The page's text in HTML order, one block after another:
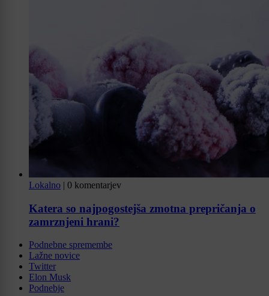
Lokalno | 0 komentarjev
Katera so najpogostejša zmotna prepričanja o
zamrznjeni hrani?
Podnebne spremembe
Lažne novice
Twitter
Elon Musk
Podnebje